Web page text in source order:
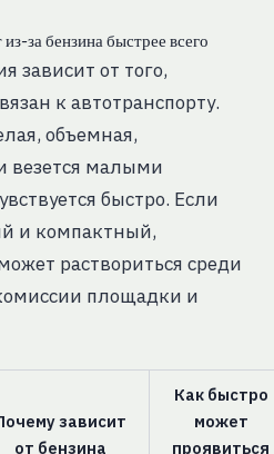
за бензина быстрее всего
зависит от того,
к автотранспорту.
объемная,
везется малыми
быстро. Если
и компактный,
раствориться среди
площадки и
зависит
от бензина
Как быстро
может
проявиться